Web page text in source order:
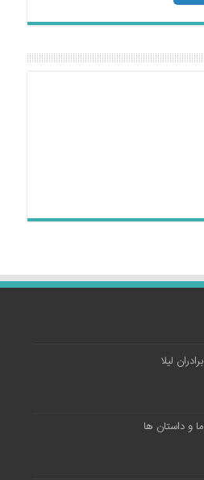
برادران لیلا
ما و داستان ها